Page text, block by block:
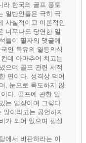
라 한국의 골프 풍토
일반인들은 극히 극
사실적이고 이론적인
너무나도 당연한 일
들이 필자의 댓글에
인 특유의 열등의식
데 아마추어 치고는
으며 골프 관련 서적
편이다. 성격상 먹어
, 눈으로 목도하지 않
다. 골프에 관한 일
는 입장이며 그렇다
말이라고는 공언하지
가 되어 있으며 필설
에서 비판하라는 이